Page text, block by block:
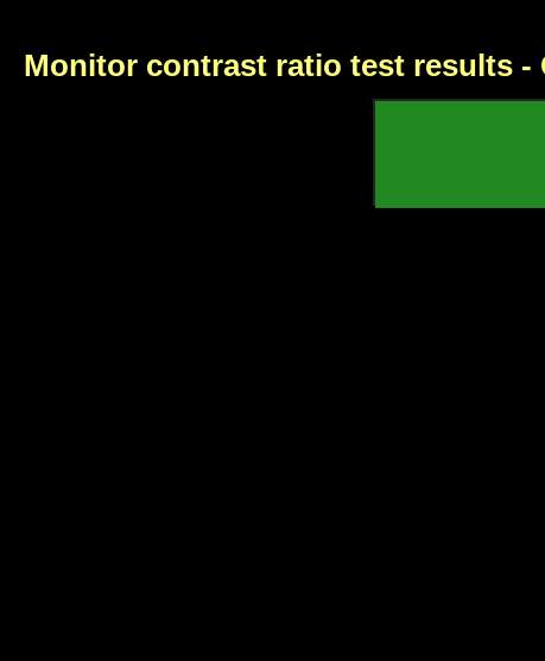
Monitor contrast ratio test results -